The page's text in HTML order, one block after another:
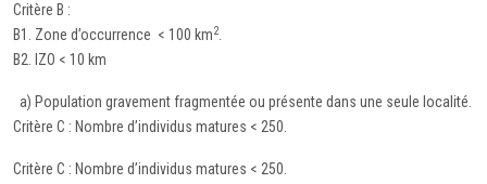
Critère B :
B1. Zone d’occurrence < 100 km2.
B2. IZO < 10 km
a) Population gravement fragmentée ou présente dans une seule localité.
Critère C : Nombre d’individus matures < 250.
Critère C : Nombre d’individus matures < 250.